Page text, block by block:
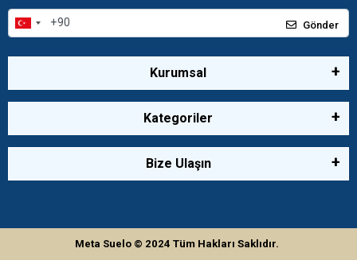
Gönder
Kurumsal
Kategoriler
Bize Ulaşın
Meta Suelo © 2024Tüm Hakları Saklıdır.